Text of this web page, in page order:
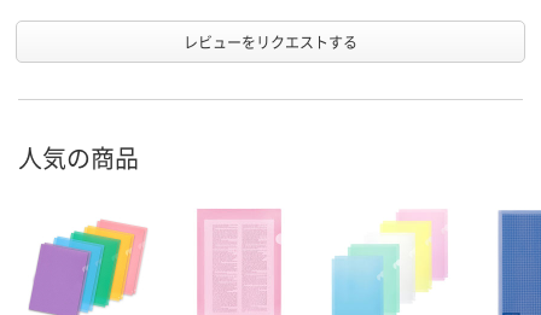
レビューをリクエストする
人気の商品